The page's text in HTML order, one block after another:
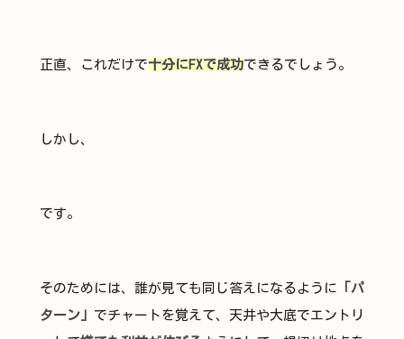
正直、これだけで十分にFXで成功できるでしょう。
しかし、
です。
そのためには、誰が見ても同じ答えになるように
「パ
ターン」 でチャートを覚えて、天井や大底でエントリ